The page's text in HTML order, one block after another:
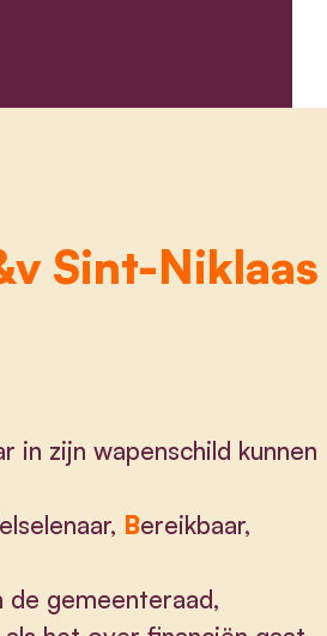
Sint-Niklaas
in zijn wapenschild kunnen
Bereikbaar,
gemeenteraad,